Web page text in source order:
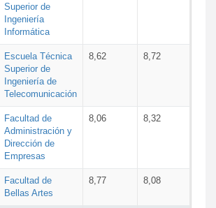
Superior de
Ingeniería
Informática
Escuela Técnica
Superior de
Ingeniería de
Telecomunicación
8,62 8,72
Facultad de
Administración y
Dirección de
Empresas
8,06 8,32
Facultad de
Bellas Artes
8,77 8,08